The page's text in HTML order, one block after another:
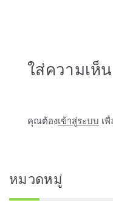
ใส่ความเห็น
คุณต้องเข้าสู่ระบบ เ
หมวดหมู่